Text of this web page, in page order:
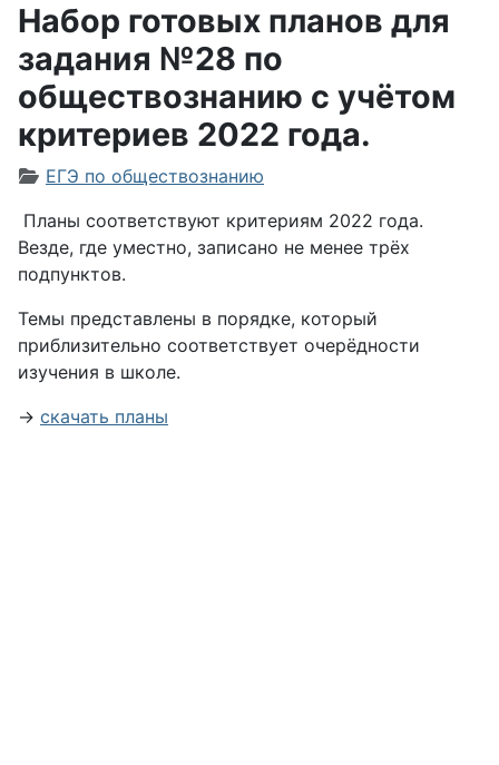
Набор готовых планов для
задания №28 по
обществознанию с учётом
критериев 2022 года.
Информация о материале
ЕГЭ по обществознанию
Планы соответствуют критериям 2022 года.
Везде, где уместно, записано не менее трёх
подпунктов.
Темы представлены в порядке, который
приблизительно соответствует очерёдности
изучения в школе.
→ скачать планы